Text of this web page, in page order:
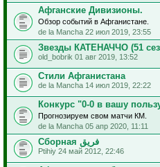
Афганские Дивизионы.
Обзор событий в Афганистане.
de la Mancha 22 июл 2019, 23:55
Звезды КАТЕНАЧЧО (51
old_bobrik 01 авг 2019, 13:52
Стили Афганистана
de la Mancha 14 июл 2019, 22:22
Конкурс "0-0 в вашу
Прогнозируем свом матчи КМ.
de la Mancha 05 апр 2020, 11:11
Сборная فريق
Ptihiy 24 май 2012, 22:46